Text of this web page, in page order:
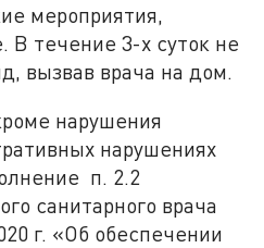
мероприятия,
В течение 3-х суток не
вызвав врача на дом.
нарушения
нарушениях
п. 2.2
санитарного врача
г. «Об обеспечении